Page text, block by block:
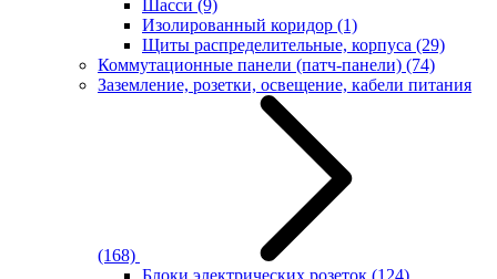
Шасси (9)
Изолированный коридор (1)
Щиты распределительные, корпуса (29)
Коммутационные панели (патч-панели) (74)
Заземление, розетки, освещение, кабели питания
(168)
Блоки электрических розеток (124)